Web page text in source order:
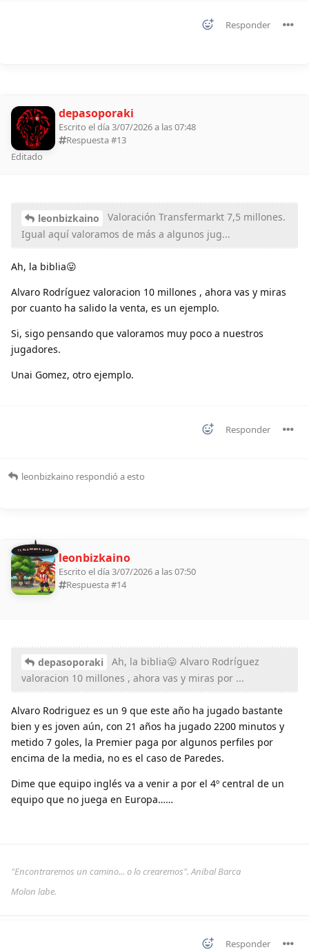
Responder
depasoporaki
Escrito el día 3/07/2026 a las 07:48
Respuesta #13
Editado
leonbizkaino
Valoración Transfermarkt 7,5 millones.
Igual aquí valoramos de más a algunos jug...
Ah, la biblia😛
Alvaro Rodríguez valoracion 10 millones , ahora vas y miras
por cuanto ha salido la venta, es un ejemplo.
Si, sigo pensando que valoramos muy poco a nuestros
jugadores.
Unai Gomez, otro ejemplo.
Responder
leonbizkaino respondió a esto
11 ALDEANOS 2026 leonbizkaino
Escrito el día 3/07/2026 a las 07:50
Respuesta #14
depasoporaki
Ah, la biblia😛 Alvaro Rodríguez
valoracion 10 millones , ahora vas y miras por ...
Alvaro Rodriguez es un 9 que este año ha jugado bastante
bien y es joven aún, con 21 años ha jugado 2200 minutos y
metido 7 goles, la Premier paga por algunos perfiles por
encima de la media, no es el caso de Paredes.
Dime que equipo inglés va a venir a por el 4º central de un
equipo que no juega en Europa……
"Encontraremos un camino... o lo crearemos". Anibal Barca
Molon labe.
Responder